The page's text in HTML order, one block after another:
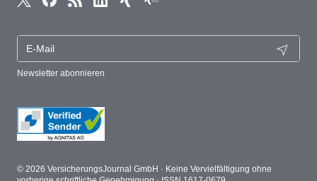
Newsletter abonnieren
© 2026 VersicherungsJournal GmbH · Keine Vervielfältigung ohne